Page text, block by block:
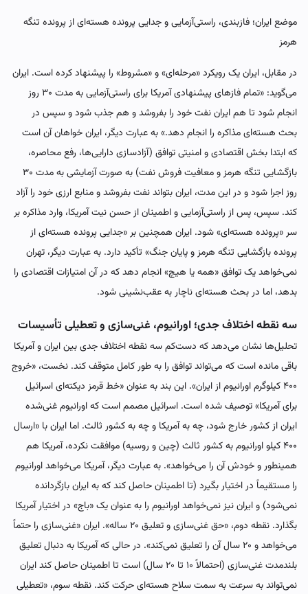
موضع ایران؛ فازبندی، راستی‌آزمایی و جدایی پرونده هسته‌ای از پرونده تنگه
هرمز
در مقابل، ایران یک رویکرد «مرحله‌ای» و «مشروط» را پیشنهاد کرده است. ایران
می‌گوید: «تمام فازهای پیشنهادی آمریکا برای راستی‌آزمایی به مدت ۳۰ روز
انجام شود تا هم ایران نفت خود را بفروشد و هم جذب شود و سپس در
بحث هسته‌ای مذاکره را انجام دهد.» به عبارت دیگر، ایران خواهان آن است
که ابتدا بخش اقتصادی و امنیتی توافق (آزادسازی دارایی‌ها، رفع محاصره،
بازگشایی تنگه هرمز و معافیت فروش نفت) به صورت آزمایشی به مدت ۳۰
روز اجرا شود و در این مدت، ایران بتواند نفت بفروشد و منابع ارزی خود را آزاد
کند. سپس، پس از راستی‌آزمایی و اطمینان از حسن نیت آمریکا، وارد مذاکره بر
سر «پرونده هسته‌ای» شود. ایران همچنین بر «جدایی پرونده هسته‌ای از
پرونده بازگشایی تنگه هرمز و پایان جنگ» تأکید دارد. به عبارت دیگر، تهران
نمی‌خواهد یک توافق «همه یا هیچ» انجام دهد که در آن امتیازات اقتصادی را
بدهد، اما در بحث هسته‌ای ناچار به عقب‌نشینی شود.
سه نقطه اختلاف جدی؛ اورانیوم، غنی‌سازی و تعطیلی تأسیسات
تحلیل‌ها نشان می‌دهد که دست‌کم سه نقطه اختلاف جدی بین ایران و آمریکا
باقی مانده است که می‌تواند توافق را به طور کامل متوقف کند. نخست، «خروج
۴۰۰ کیلوگرم اورانیوم از ایران». این بند به عنوان «خط قرمز دیکته‌ای اسرائیل
برای آمریکا» توصیف شده است. اسرائیل مصمم است که اورانیوم غنی‌شده
ایران از کشور خارج شود، چه به آمریکا و چه به کشور ثالث. اما ایران با «ارسال
۴۰۰ کیلو اورانیوم به کشور ثالث (چین و روسیه) موافقت نکرده، آمریکا هم
همینطور و خودش آن را می‌خواهد». به عبارت دیگر، آمریکا می‌خواهد اورانیوم
را مستقیماً در اختیار بگیرد (تا اطمینان حاصل کند که به ایران بازگردانده
نمی‌شود) و ایران نیز نمی‌خواهد اورانیوم را به عنوان یک «باج» در اختیار آمریکا
بگذارد. نقطه دوم، «حق غنی‌سازی و تعلیق ۲۰ ساله». ایران «غنی‌سازی را حتماً
می‌خواهد و ۲۰ سال آن را تعلیق نمی‌کند». در حالی که آمریکا به دنبال تعلیق
بلندمدت غنی‌سازی (احتمالاً ۱۰ تا ۲۰ سال) است تا اطمینان حاصل کند ایران
نمی‌تواند به سرعت به سمت سلاح هسته‌ای حرکت کند. نقطه سوم، «تعطیلی